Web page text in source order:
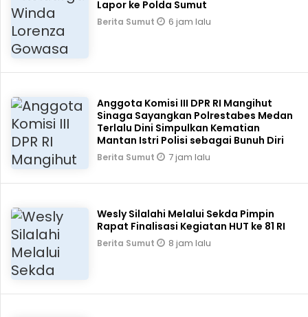
Lapor ke Polda Sumut
Berita Sumut 6 jam lalu
Anggota Komisi III DPR RI Mangihut
Sinaga Sayangkan Polrestabes Medan
Terlalu Dini Simpulkan Kematian
Mantan Istri Polisi sebagai Bunuh Diri
Berita Sumut 7 jam lalu
Wesly Silalahi Melalui Sekda Pimpin
Rapat Finalisasi Kegiatan HUT ke 81 RI
Berita Sumut 8 jam lalu